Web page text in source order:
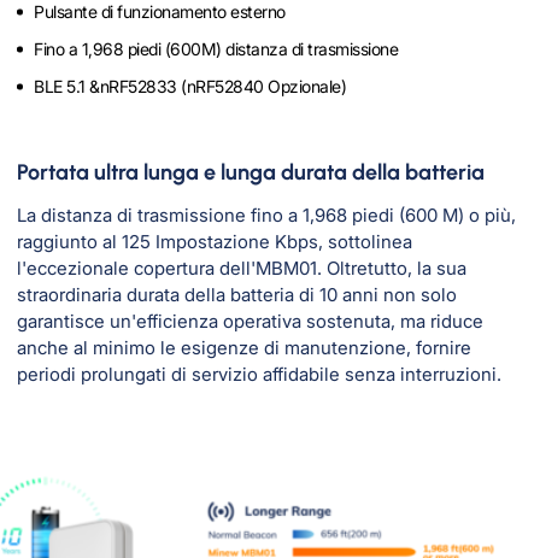
Pulsante di funzionamento esterno
Fino a 1,968 piedi (600M) distanza di trasmissione
BLE 5.1 &nRF52833 (nRF52840 Opzionale)
Portata ultra lunga e lunga durata della batteria
La distanza di trasmissione fino a 1,968 piedi (600 M) o più,
raggiunto al 125 Impostazione Kbps, sottolinea
l'eccezionale copertura dell'MBM01. Oltretutto, la sua
straordinaria durata della batteria di 10 anni non solo
garantisce un'efficienza operativa sostenuta, ma riduce
anche al minimo le esigenze di manutenzione, fornire
periodi prolungati di servizio affidabile senza interruzioni.